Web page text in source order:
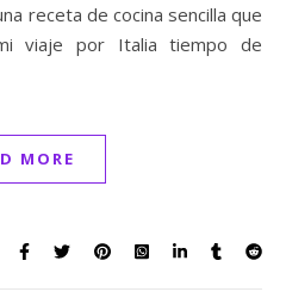
viaje por Italia tiempo de
MORE